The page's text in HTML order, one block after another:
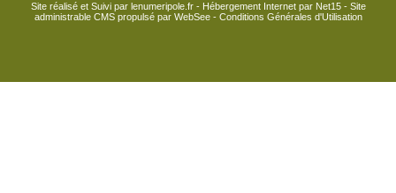
Site réalisé et Suivi par lenumeripole.fr- Hébergement Internet par Net15- Site
administrable CMS propulsé par WebSee- Conditions Générales d'Utilisation